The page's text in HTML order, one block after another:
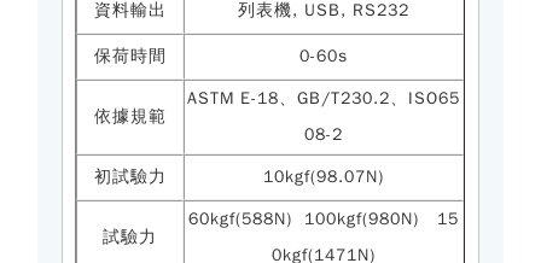
資料輸出 列表機, USB, RS232
保荷時間 0-60s
依據規範
ASTM E-18、GB/T230.2、ISO65
08-2
初試驗力 10kgf(98.07N)
試驗力
60kgf(588N) 100kgf(980N) 15
0kgf(1471N)